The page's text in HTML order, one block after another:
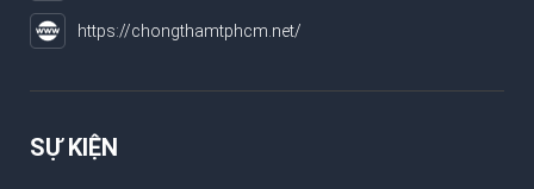
https://chongthamtphcm.net/
SỰ KIỆN